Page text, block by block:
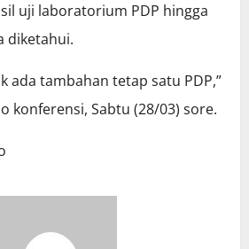
uji laboratorium PDP hingga
diketahui.
ada tambahan tetap satu PDP,”
konferensi, Sabtu (28/03) sore.